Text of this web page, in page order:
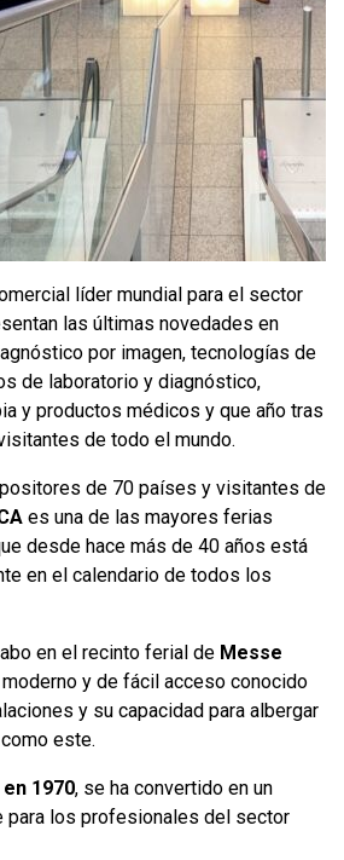
líder mundial para el sector
las últimas novedades en
por imagen, tecnologías de
de laboratorio y diagnóstico,
y productos médicos y que año tras
de todo el mundo.
de 70 países y visitantes de
es una de las mayores ferias
desde hace más de 40 años está
en el calendario de todos los
en el recinto ferial de Messe
moderno y de fácil acceso conocido
y su capacidad para albergar
este.
1970, se ha convertido en un
para los profesionales del sector